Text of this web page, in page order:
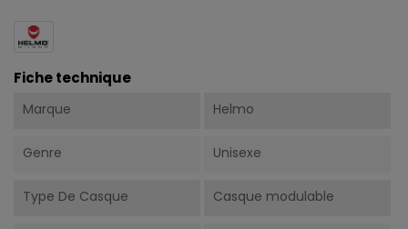
Fiche technique
Marque Helmo
Genre Unisexe
Type De Casque Casque modulable